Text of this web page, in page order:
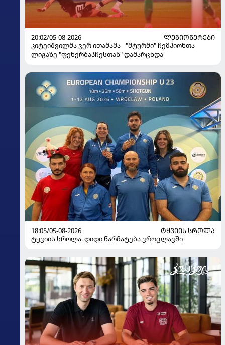
20:02/05-08-2026
ᲚᲔᲒᲘᲝᲜᲔᲠᲔᲑᲘ
კიტეიშვილმა ვერ ითამაშა - "შტურმი" ჩემპიონთა
ლიგაზე "ფენერბაჰჩესთან" დამარცხდა
18:05/05-08-2026
ᲢᲧᲕᲘᲘᲡ ᲡᲠᲝᲚᲐ
ტყვიის სროლა. დიდი წარმატება ვროცლავში